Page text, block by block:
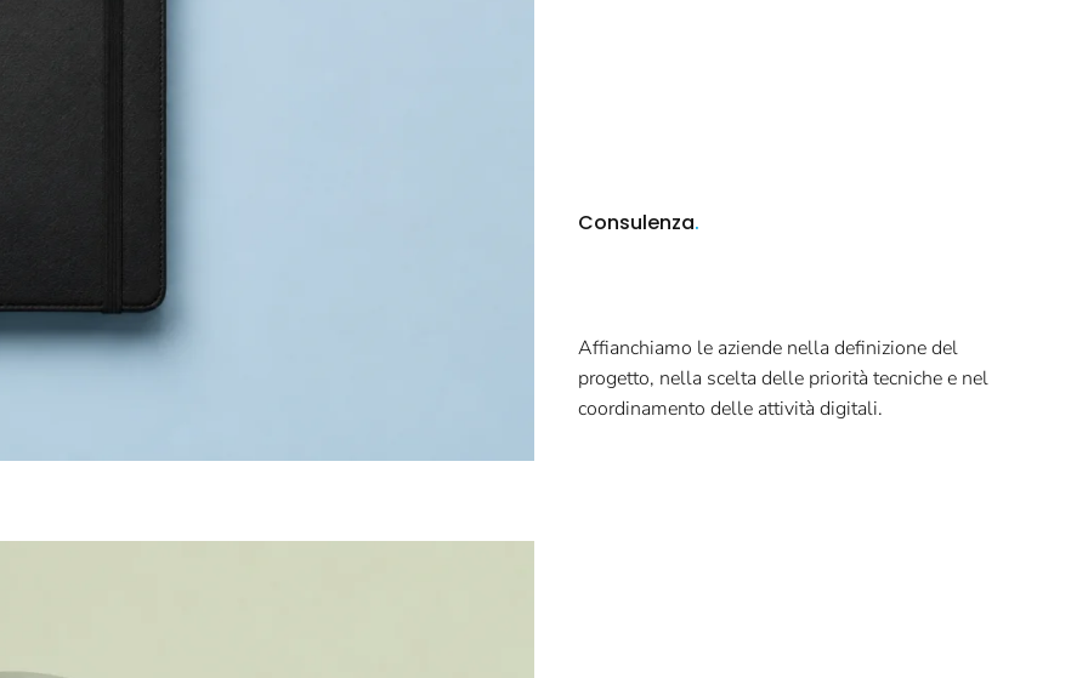
Consulenza.
Affianchiamo le aziende nella definizione del
progetto, nella scelta delle priorità tecniche e nel
coordinamento delle attività digitali.